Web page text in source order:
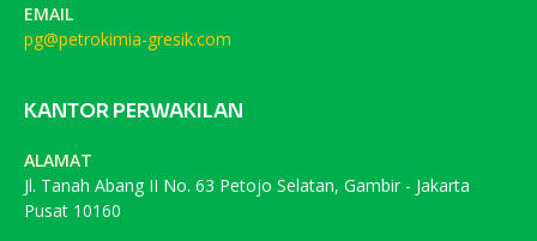
EMAIL
pg@petrokimia-gresik.com
KANTOR PERWAKILAN
ALAMAT
Jl. Tanah Abang II No. 63 Petojo Selatan, Gambir - Jakarta
Pusat 10160